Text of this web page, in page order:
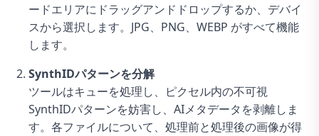
ードエリアにドラッグアンドドロップするか、デバイ
スから選択します。JPG、PNG、WEBP がすべて機能
します。
SynthIDパターンを分解
ツールはキューを処理し、ピクセル内の不可視
SynthIDパターンを妨害し、AIメタデータを剥離しま
す。各ファイルについて、処理前と処理後の画像が得